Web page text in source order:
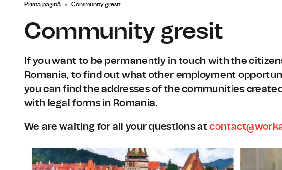
Prima pagină » Community gresit
Community gresit
If you want to be permanently in touch with the
Romania, to find out what other employment
you can find the addresses of the communities
with legal forms in Romania.
We are waiting for all your questions at